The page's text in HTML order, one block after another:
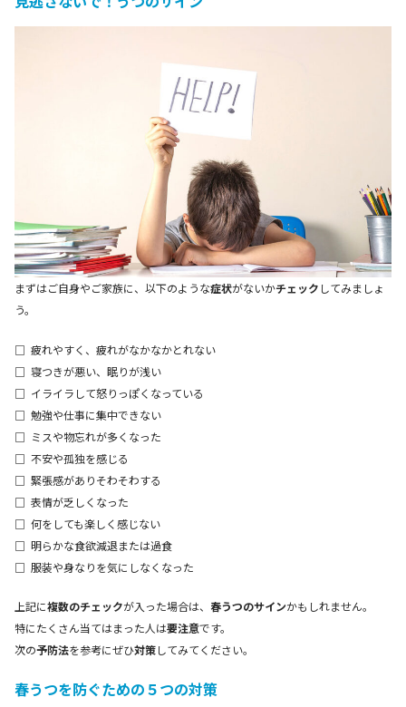
まずはご自身やご家族に、以下のような症状がないかチェック してみましょ
う。
□ 疲れやすく、疲れがなかなかとれない
□ 寝つきが悪い、眠りが浅い
□ イライラして怒りっぽくなっている
□ 勉強や仕事に集中できない
□ ミスや物忘れが多くなった
□ 不安や孤独を感じる
□ 緊張感がありそわそわする
□ 表情が乏しくなった
□ 何をしても楽しく感じない
□ 明らかな食欲減退または過食
□ 服装や身なりを気にしなくなった
上記に複数のチェックが入った場合は、 春うつのサインかもしれません。
特にたくさん当てはまった人は要注意です。
次の予防法を参考にぜひ対策してみてください。
春うつを防ぐための５つの対策